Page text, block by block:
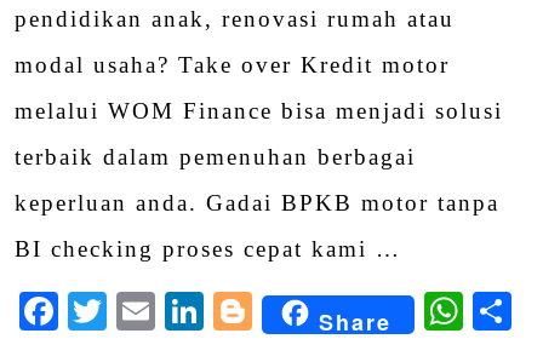
pendidikan anak, renovasi rumah atau
modal usaha? Take over Kredit motor
melalui WOM Finance bisa menjadi solusi
terbaik dalam pemenuhan berbagai
keperluan anda. Gadai BPKB motor tanpa
BI checking proses cepat kami …
Facebook
Twitter
EmailLinkedIn
Blogger
Share